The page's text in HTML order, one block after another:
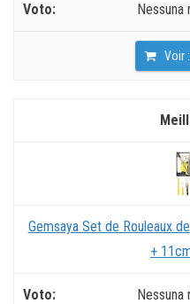
Nessuna
Voir
Gemsaya Set de Rouleaux
+
Nessuna